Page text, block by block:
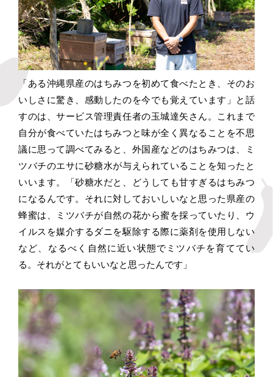
「ある沖縄県産のはちみつを初めて食べたとき、そのお
いしさに驚き、感動したのを今でも覚えています」と話
すのは、サービス管理責任者の玉城達矢さん。これまで
自分が食べていたはちみつと味が全く異なることを不思
議に思って調べてみると、外国産などのはちみつは、ミ
ツバチのエサに砂糖水が与えられていることを知ったと
いいます。「砂糖水だと、どうしても甘すぎるはちみつ
になるんです。それに対しておいしいなと思った県産の
蜂蜜は、ミツバチが自然の花から蜜を採っていたり、ウ
イルスを媒介するダニを駆除する際に薬剤を使用しない
など、なるべく自然に近い状態でミツバチを育ててい
る。それがとてもいいなと思ったんです」